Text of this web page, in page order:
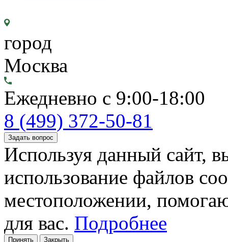
город
Москва
Ежедневно с 9:00-18:00
8 (499) 372-50-81
Задать вопрос
Используя данный сайт,
использование файлов
местоположении,
для вас. Подробнее
Принять Закрыть